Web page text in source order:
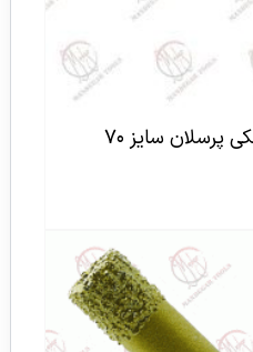
گردبر پودری سوپر مشکی پرسلان سایز ۷۰